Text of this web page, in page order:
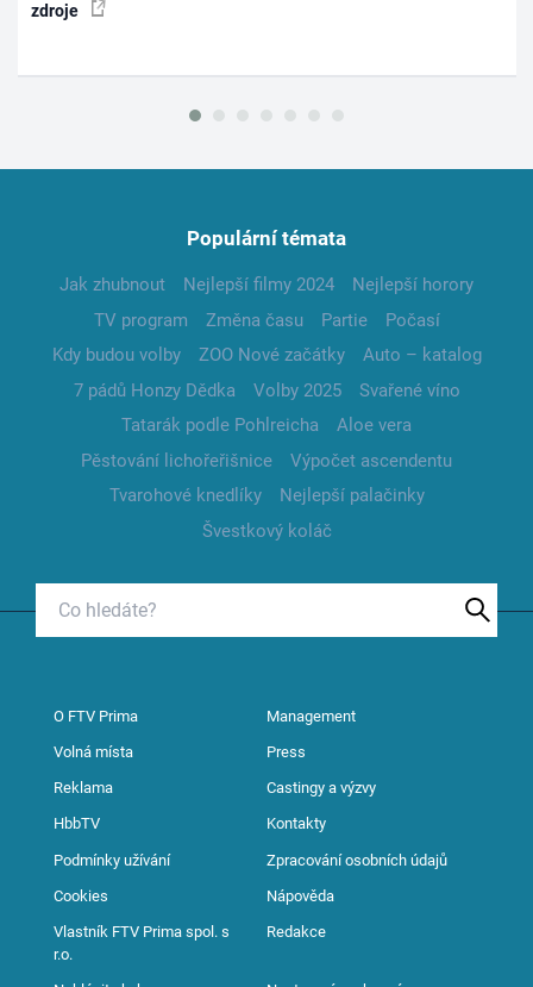
zdroje
Populární témata
Jak zhubnout Nejlepší filmy 2024
Nejlepší horory
TV program
Změna času Partie
Počasí
Kdy budou volby
ZOO Nové začátky
Auto – katalog
7 pádů Honzy Dědka
Volby 2025
Svařené víno
Tatarák podle Pohlreicha
Aloe vera
Pěstování lichořeřišnice
Výpočet ascendentu
Tvarohové knedlíky
Nejlepší palačinky
Švestkový koláč
O FTV Prima Management
Volná místa Press
Reklama Castingy a výzvy
HbbTV Kontakty
Podmínky užívání Zpracování osobních údajů
Cookies Nápověda
Vlastník FTV Prima spol. s
r.o.
Redakce